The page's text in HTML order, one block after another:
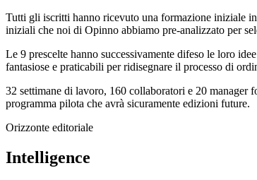
Tutti gli iscritti hanno ricevuto una formazione iniziale
iniziali che noi di Opinno abbiamo pre-analizzato per
Le 9 prescelte hanno successivamente difeso le loro
fantasiose e praticabili per ridisegnare il processo di
32 settimane di lavoro, 160 collaboratori e 20 manager
programma pilota che avrà sicuramente edizioni future.
Orizzonte editoriale
Intelligence